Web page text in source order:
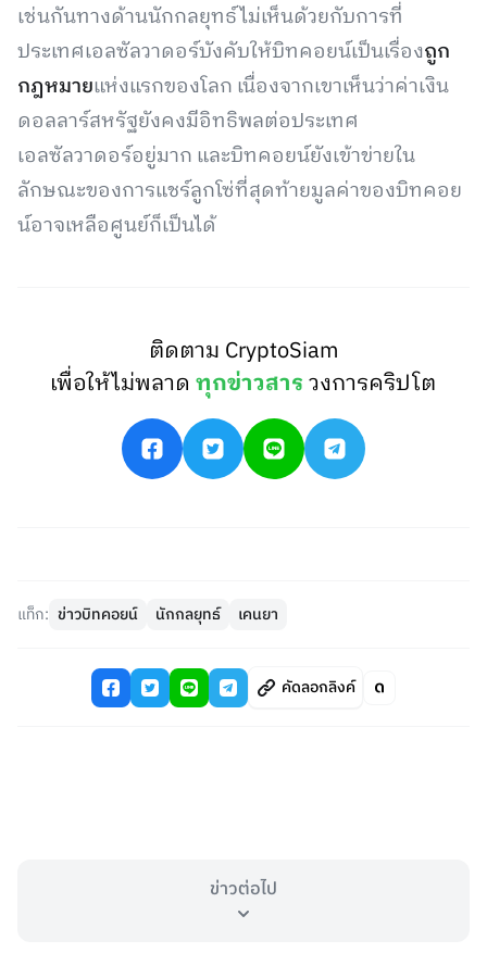
เช่นกันทางด้านนักกลยุทธ์ไม่เห็นด้วยกับการที่
ประเทศเอลซัลวาดอร์บังคับให้บิทคอยน์เป็นเรื่องถูก
กฎหมายแห่งแรกของโลก เนื่องจากเขาเห็นว่าค่าเงิน
ดอลลาร์สหรัฐยังคงมีอิทธิพลต่อประเทศ
เอลซัลวาดอร์อยู่มาก และบิทคอยน์ยังเข้าข่ายใน
ลักษณะของการแชร์ลูกโซ่ที่สุดท้ายมูลค่าของบิทคอย
น์อาจเหลือศูนย์ก็เป็นได้
ติดตาม CryptoSiam
เพื่อให้ไม่พลาดทุกข่าวสารวงการคริปโต
แท็ก: ข่าวบิทคอยน์ นักกลยุทธ์ เคนยา
คัดลอกลิงค์
ข่าวต่อไป